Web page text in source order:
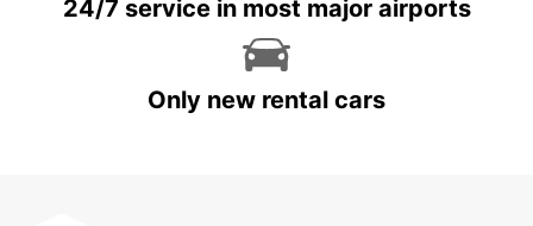
24/7 service in most major airports
Only new rental cars